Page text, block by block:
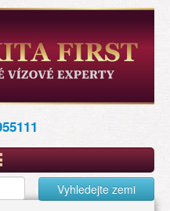
Vyhledejte zemi